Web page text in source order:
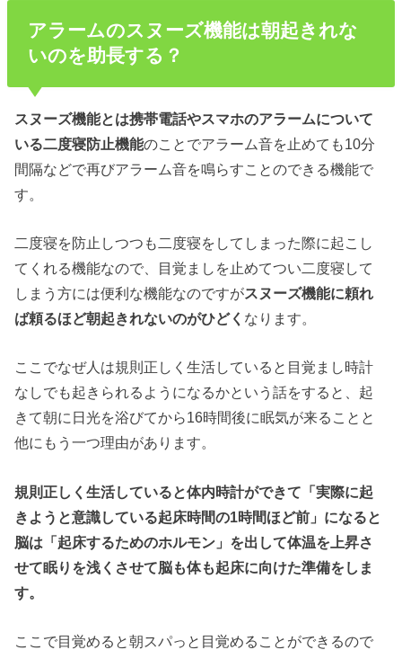
アラームのスヌーズ機能は朝起きれな
いのを助長する？
スヌーズ機能とは携帯電話やスマホのアラームについて
いる二度寝防止機能のことでアラーム音を止めても10分
間隔などで再びアラーム音を鳴らすことのできる機能で
す。
二度寝を防止しつつも二度寝をしてしまった際に起こし
てくれる機能なので、目覚ましを止めてつい二度寝して
しまう方には便利な機能なのですがスヌーズ機能に頼れ
ば頼るほど朝起きれないのがひどく なります。
ここでなぜ人は規則正しく生活していると目覚まし時計
なしでも起きられるようになるかという話をすると、起
きて朝に日光を浴びてから16時間後に眠気が来ることと
他にもう一つ理由があります。
規則正しく生活していると体内時計ができて「実際に起
きようと意識している起床時間の1時間ほど前」になると
脳は「起床するためのホルモン」を出して体温を上昇さ
せて眠りを浅くさせて脳も体も起床に向けた準備をしま
す。
ここで目覚めると朝スパっと目覚めることができるので